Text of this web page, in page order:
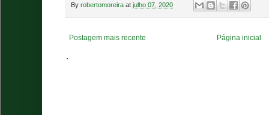
By robertomoreira at julho 07, 2020
Postagem mais recente Página inicial
.